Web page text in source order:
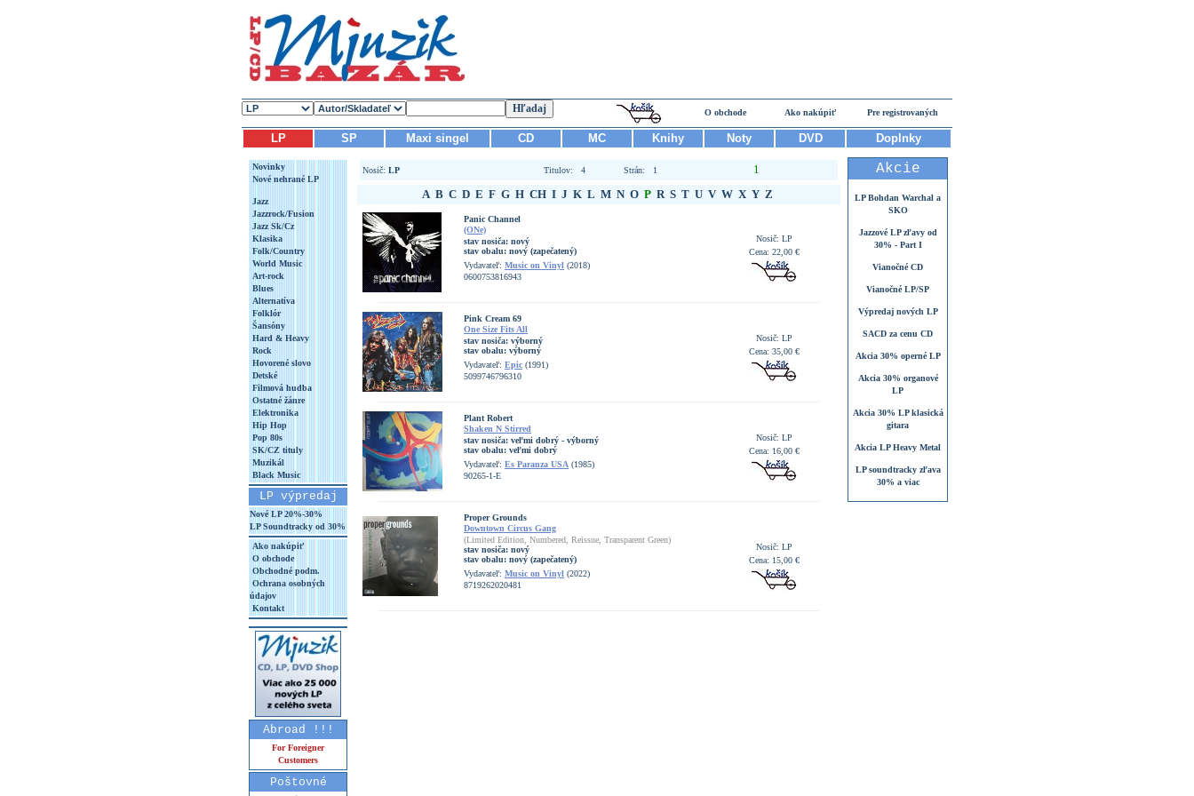
O obchode Ako nakúpiť Pre registrovaných
LP SP Maxi singel CD MC Knihy Noty DVD Doplnky
Novinky
Nové nehrané LP
Jazz
Jazzrock/Fusion
Jazz Sk/Cz
Klasika
Folk/Country
World Music
Art-rock
Blues
Alternatíva
Folklór
Šansóny
Hard & Heavy
Rock
Hovorené slovo
Detské
Filmová hudba
Ostatné žánre
Elektronika
Hip Hop
Pop 80s
SK/CZ tituly
Muzikál
Black Music
LP výpredaj
Nové LP 20%-30%
LP Soundtracky od 30%
Ako nakúpiť
O obchode
Obchodné podm.
Ochrana osobných
údajov
Kontakt
Abroad !!!
For Foreigner
Customers
Poštovné
Nosič: LP Titulov: 4 Strán: 1
1
A B C D E F G H CH I J K L M N O P R S T U V W X Y Z
Panic Channel
(ONe)
stav nosiča: nový
stav obalu: nový (zapečatený)
Vydavateľ: Music on Vinyl (2018)
0600753816943
Nosič: LP
Cena: 22,00 €
Pink Cream 69
One Size Fits All
stav nosiča: výborný
stav obalu: výborný
Vydavateľ: Epic (1991)
5099746796310
Nosič: LP
Cena: 35,00 €
Plant Robert
Shaken N Stirred
stav nosiča: veľmi dobrý - výborný
stav obalu: veľmi dobrý
Vydavateľ: Es Paranza USA (1985)
90265-1-E
Nosič: LP
Cena: 16,00 €
Proper Grounds
Downtown Circus Gang
(Limited Edition, Numbered, Reissue, Transparent Green)
stav nosiča: nový
stav obalu: nový (zapečatený)
Vydavateľ: Music on Vinyl (2022)
8719262020481
Nosič: LP
Cena: 15,00 €
Akcie
LP Bohdan Warchal a
SKO
Jazzové LP zľavy od
30% - Part I
Vianočné CD
Vianočné LP/SP
Výpredaj nových LP
SACD za cenu CD
Akcia 30% operné LP
Akcia 30% organové
LP
Akcia 30% LP klasická
gitara
Akcia LP Heavy Metal
LP soundtracky zľava
30% a viac